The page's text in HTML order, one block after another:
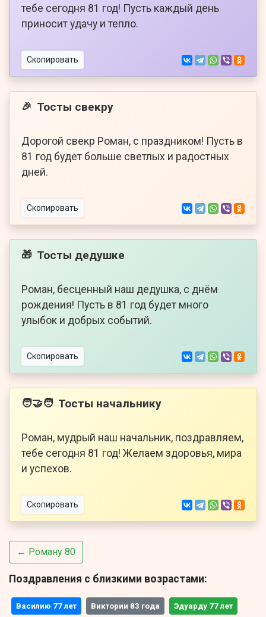
тебе сегодня 81 год! Пусть каждый день
приносит удачу и тепло.
Скопировать
🎉 Тосты свекру
Дорогой свекр Роман, с праздником! Пусть в
81 год будет больше светлых и радостных
дней.
Скопировать
🎁 Тосты дедушке
Роман, бесценный наш дедушка, с днём
рождения! Пусть в 81 год будет много
улыбок и добрых событий.
Скопировать
🧑‍🤝‍🧑 Тосты начальнику
Роман, мудрый наш начальник, поздравляем,
тебе сегодня 81 год! Желаем здоровья, мира
и успехов.
Скопировать
← Роману 80
Поздравления с близкими возрастами:
Василию 77 лет Виктории 83 года Эдуарду 77 лет